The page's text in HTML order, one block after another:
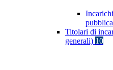
Titolari di
generali) 10